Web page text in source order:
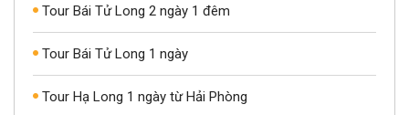
Tour Bái Tử Long 2 ngày 1 đêm
Tour Bái Tử Long 1 ngày
Tour Hạ Long 1 ngày từ Hải Phòng